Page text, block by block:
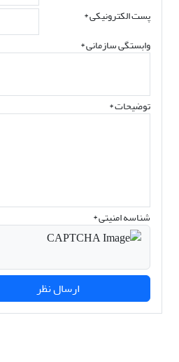
پست الکترونیکی*
وابستگی سازمانی *
توضیحات *
شناسه امنیتی *